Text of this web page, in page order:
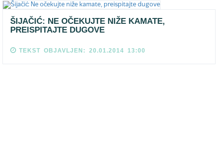
ŠIJAČIĆ: NE OČEKUJTE NIŽE KAMATE,
PREISPITAJTE DUGOVE
TEKST OBJAVLJEN: 20.01.2014 13:00